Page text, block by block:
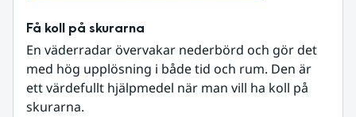
Få koll på skurarna
En väderradar övervakar nederbörd och gör det
med hög upplösning i både tid och rum. Den är
ett värdefullt hjälpmedel när man vill ha koll på
skurarna.